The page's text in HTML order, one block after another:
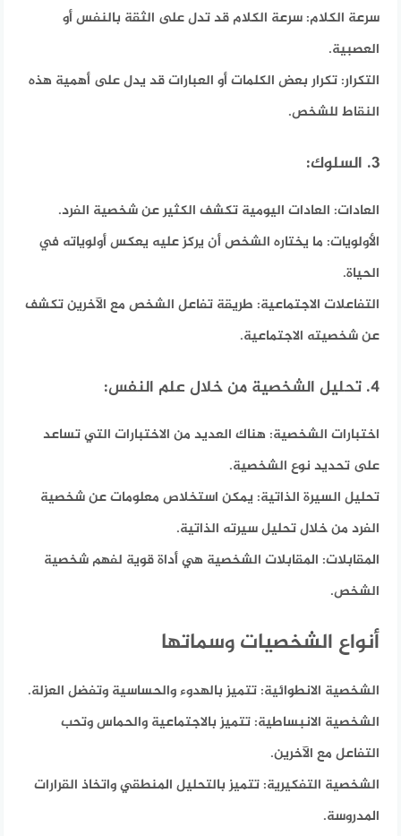
سرعة الكلام: سرعة الكلام قد تدل على الثقة بالنفس أو
العصبية.
التكرار: تكرار بعض الكلمات أو العبارات قد يدل على أهمية هذه
النقاط للشخص.
3. السلوك:
العادات: العادات اليومية تكشف الكثير عن شخصية الفرد.
الأولويات: ما يختاره الشخص أن يركز عليه يعكس أولوياته في
الحياة.
التفاعلات الاجتماعية: طريقة تفاعل الشخص مع الآخرين تكشف
عن شخصيته الاجتماعية.
4. تحليل الشخصية من خلال علم النفس:
اختبارات الشخصية: هناك العديد من الاختبارات التي تساعد
على تحديد نوع الشخصية.
تحليل السيرة الذاتية: يمكن استخلاص معلومات عن شخصية
الفرد من خلال تحليل سيرته الذاتية.
المقابلات: المقابلات الشخصية هي أداة قوية لفهم شخصية
الشخص.
أنواع الشخصيات وسماتها
الشخصية الانطوائية: تتميز بالهدوء والحساسية وتفضل العزلة.
الشخصية الانبساطية: تتميز بالاجتماعية والحماس وتحب
التفاعل مع الآخرين.
الشخصية التفكيرية: تتميز بالتحليل المنطقي واتخاذ القرارات
المدروسة.